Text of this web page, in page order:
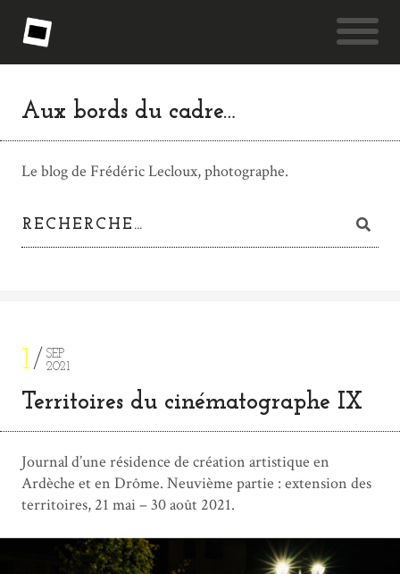
Aux bords du cadre…
Le blog de Frédéric Lecloux, photographe.
1
SEP
2021
Territoires du cinématographe IX
Journal d’une résidence de création artistique en
Ardèche et en Drôme. Neuvième partie : extension des
territoires, 21 mai – 30 août 2021.